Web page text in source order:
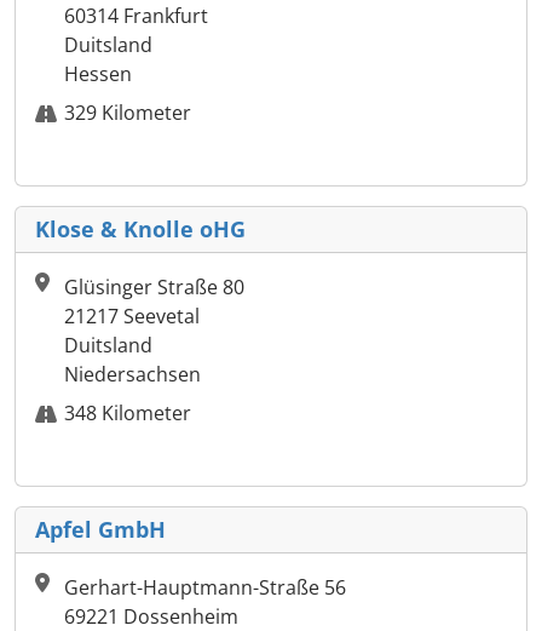
60314 Frankfurt
Duitsland
Hessen
329 Kilometer
Klose & Knolle oHG
Glüsinger Straße 80
21217 Seevetal
Duitsland
Niedersachsen
348 Kilometer
Apfel GmbH
Gerhart-Hauptmann-Straße 56
69221 Dossenheim